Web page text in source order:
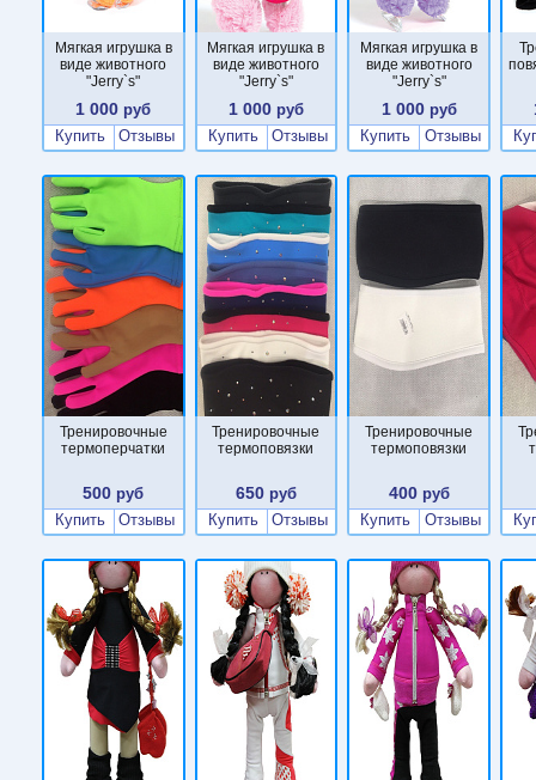
Мягкая игрушка в
виде животного
"Jerry`s"
1 000 руб
Купить
Отзывы
Мягкая игрушка в
виде животного
"Jerry`s"
1 000 руб
Купить
Отзывы
Мягкая игрушка в
виде животного
"Jerry`s"
1 000руб
Купить
Отзывы
Тренировочные
термоперчатки
500 руб
Купить
Отзывы
Тренировочные
термоповязки
650 руб
Купить
Отзывы
Тренировочные
термоповязки
400руб
Купить
Отзывы